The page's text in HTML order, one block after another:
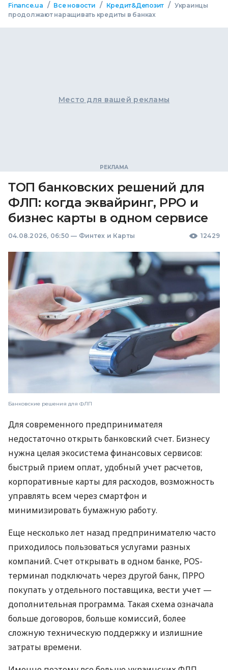
Finance.ua / Все новости / Кредит&Депозит / Украинцы
продолжают наращивать кредиты в банках
Место для вашей рекламы
ТОП банковских решений для
ФЛП: когда эквайринг, РРО и
бизнес карты в одном сервисе
04.08.2026, 06:50 — Финтех и Карты 12429
Банковские решения для ФЛП
Для современного предпринимателя
недостаточно открыть банковский счет. Бизнесу
нужна целая экосистема финансовых сервисов:
быстрый прием оплат, удобный учет расчетов,
корпоративные карты для расходов, возможность
управлять всем через смартфон и
минимизировать бумажную работу.
Еще несколько лет назад предпринимателю часто
приходилось пользоваться услугами разных
компаний. Счет открывать в одном банке, POS-
терминал подключать через другой банк, ПРРО
покупать у отдельного поставщика, вести учет —
дополнительная программа. Такая схема означала
больше договоров, больше комиссий, более
сложную техническую поддержку и излишние
затраты времени.